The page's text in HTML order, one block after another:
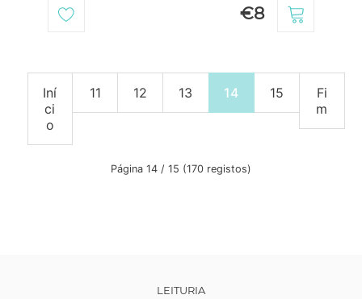
€8
Iní
ci
o
11 12 13 14 15
Fi
m
Página 14 / 15 (170 registos)
LEITURIA